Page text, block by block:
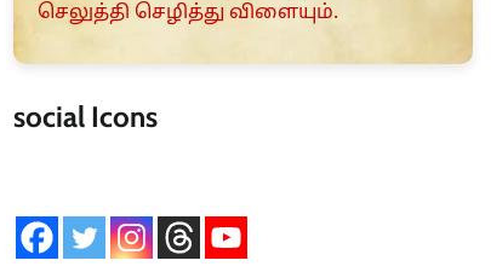
செலுத்தி செழித்து விளையும்.
social Icons